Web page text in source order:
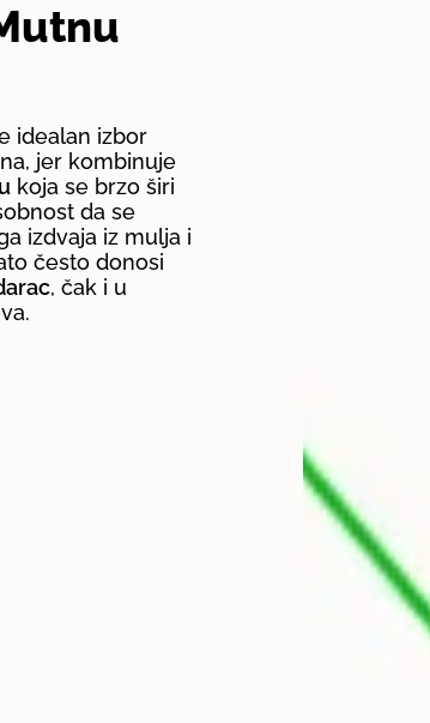
Istaknuti Mamac
idealno rešenje. Njegova sposobnost da se
blago odignečini ga uočljivijim i
pristupačnijim ribi
udarcem. Umesto da riba dugo pretražuje
gomilu spod mixa u potrazi za vašom
udicom, Pop Up joj nudi jasno istaknut
zalogaj koji lako privlači pažnju i podstiče
sigurniji napad.